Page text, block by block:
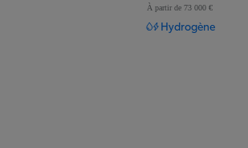
À partir de 73 000 €
Hydrogène